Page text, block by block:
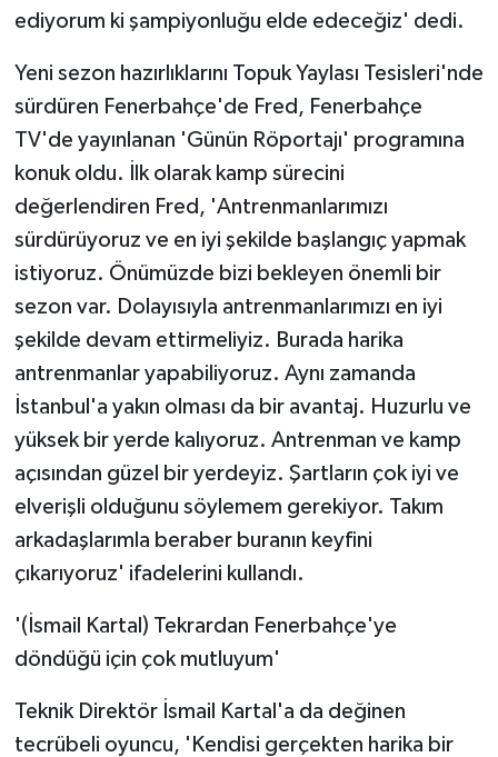
ediyorum ki şampiyonluğu elde edeceğiz' dedi.
Yeni sezon hazırlıklarını Topuk Yaylası Tesisleri'nde
sürdüren Fenerbahçe'de Fred, Fenerbahçe
TV'de yayınlanan 'Günün Röportajı' programına
konuk oldu. İlk olarak kamp sürecini
değerlendiren Fred, 'Antrenmanlarımızı
sürdürüyoruz ve en iyi şekilde başlangıç yapmak
istiyoruz. Önümüzde bizi bekleyen önemli bir
sezon var. Dolayısıyla antrenmanlarımızı en iyi
şekilde devam ettirmeliyiz. Burada harika
antrenmanlar yapabiliyoruz. Aynı zamanda
İstanbul'a yakın olması da bir avantaj. Huzurlu ve
yüksek bir yerde kalıyoruz. Antrenman ve kamp
açısından güzel bir yerdeyiz. Şartların çok iyi ve
elverişli olduğunu söylemem gerekiyor. Takım
arkadaşlarımla beraber buranın keyfini
çıkarıyoruz' ifadelerini kullandı.
'(İsmail Kartal) Tekrardan Fenerbahçe'ye
döndüğü için çok mutluyum'
Teknik Direktör İsmail Kartal'a da değinen
tecrübeli oyuncu, 'Kendisi gerçekten harika bir
Kadın
KÜLTÜR SANAT
MAGAZİN
Otomobil
POLİTİKA
Sağlık
SİYASET
SPOR HABERLERİ
TEKNOLOJİ
Turizm
ÜLKE GÜNDEMİ